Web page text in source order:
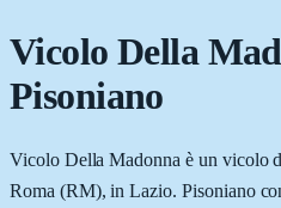
Vicolo Della
Pisoniano
Vicolo Della Madonna è un vicolo
Roma (RM), in Lazio. Pisoniano